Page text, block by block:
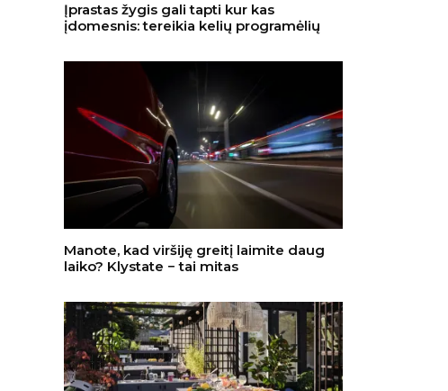
Įprastas žygis gali tapti kur kas
įdomesnis: tereikia kelių programėlių
Manote, kad viršiję greitį laimite daug
laiko? Klystate − tai mitas